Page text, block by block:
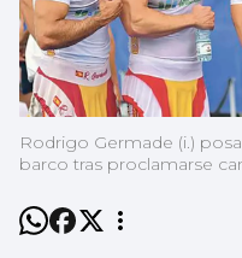
Rodrigo Germade (i.)
barco tras proclamarse